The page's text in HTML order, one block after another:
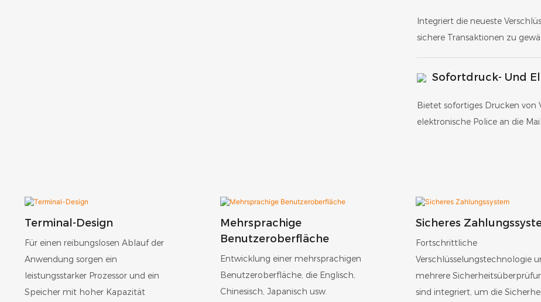
Integriert die neueste
sichere Transaktionen zu
Sofortdruck- Und
Bietet sofortiges Drucken von
elektronische Police an die
Terminal-Design
Für einen reibungslosen Ablauf der
Anwendung sorgen ein
leistungsstarker Prozessor und ein
Speicher mit hoher Kapazität
Mehrsprachige
Benutzeroberfläche
Entwicklung einer mehrsprachigen
Benutzeroberfläche, die Englisch,
Chinesisch, Japanisch usw.
Sicheres
Fortschrittliche
Verschlüsselungstechnologie
mehrere
sind integriert, um die